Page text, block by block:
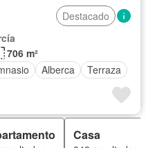
Destacado
706 m²
Alberca Terraza
Casa